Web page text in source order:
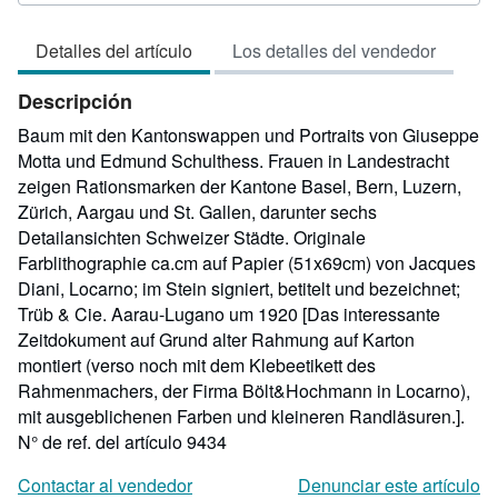
de
5
Detalles del artículo Los detalles del vendedor
Descripción
Baum mit den Kantonswappen und Portraits von Giuseppe
Motta und Edmund Schulthess. Frauen in Landestracht
zeigen Rationsmarken der Kantone Basel, Bern, Luzern,
Zürich, Aargau und St. Gallen, darunter sechs
Detailansichten Schweizer Städte. Originale
Farblithographie ca.cm auf Papier (51x69cm) von Jacques
Diani, Locarno; im Stein signiert, betitelt und bezeichnet;
Trüb & Cie. Aarau-Lugano um 1920 [Das interessante
Zeitdokument auf Grund alter Rahmung auf Karton
montiert (verso noch mit dem Klebeetikett des
Rahmenmachers, der Firma Bölt&Hochmann in Locarno),
mit ausgeblichenen Farben und kleineren Randläsuren.].
N° de ref. del artículo 9434
Contactar al vendedor
Denunciar este artículo